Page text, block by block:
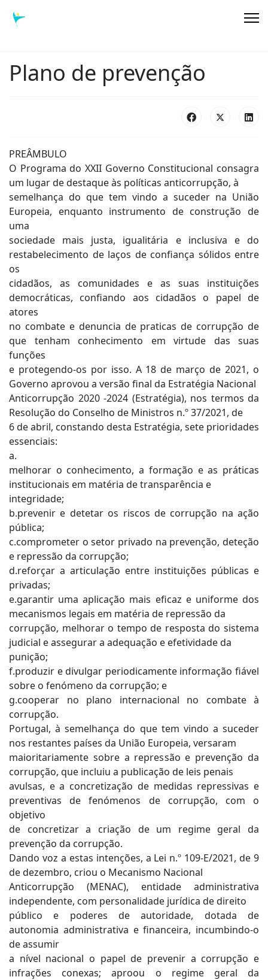
Plano de prevenção
PREÂMBULO
O Programa do XXII Governo Constitucional consagra
um lugar de destaque às políticas anticorrupção, à
semelhança do que tem vindo a suceder na União
Europeia, enquanto instrumento de construção de
uma
sociedade mais justa, igualitária e inclusiva e do
restabelecimento de laços de confiança sólidos entre
os
cidadãos, as comunidades e as suas instituições
democráticas, confiando aos cidadãos o papel de
atores
no combate e denuncia de praticas de corrupção de
que tenham conhecimento em virtude das suas
funções
e protegendo-os por isso. A 18 de março de 2021, o
Governo aprovou a versão final da Estratégia Nacional
Anticorrupção 2020 -2024 (Estratégia), nos termos da
Resolução do Conselho de Ministros n.º 37/2021, de
6 de abril, constando desta Estratégia, sete prioridades
essenciais:
a.
melhorar o conhecimento, a formação e as práticas
institucionais em matéria de transparência e
integridade;
b.prevenir e detetar os riscos de corrupção na ação
pública;
c.comprometer o setor privado na prevenção, deteção
e repressão da corrupção;
d.reforçar a articulação entre instituições públicas e
privadas;
e.garantir uma aplicação mais eficaz e uniforme dos
mecanismos legais em matéria de repressão da
corrupção, melhorar o tempo de resposta do sistema
judicial e assegurar a adequação e efetividade da
punição;
f.produzir e divulgar periodicamente informação fiável
sobre o fenómeno da corrupção; e
g.cooperar no plano internacional no combate à
corrupção.
Portugal, à semelhança do que tem vindo a suceder
nos restantes países da União Europeia, versaram
maioritariamente sobre a repressão e prevenção da
corrupção, que incluiu a publicação de leis penais
avulsas, e a concretização de medidas repressivas e
preventivas de fenómenos de corrupção, com o
objetivo
de concretizar a criação de um regime geral da
prevenção da corrupção.
Dando voz a estas intenções, a Lei n.º 109-E/2021, de 9
de dezembro, criou o Mecanismo Nacional
Anticorrupção (MENAC), entidade administrativa
independente, com personalidade jurídica de direito
público e poderes de autoridade, dotada de
autonomia administrativa e financeira, incumbindo-o
de assumir
a nível nacional o papel de prevenir a corrupção e
infrações conexas; aproou o regime geral da